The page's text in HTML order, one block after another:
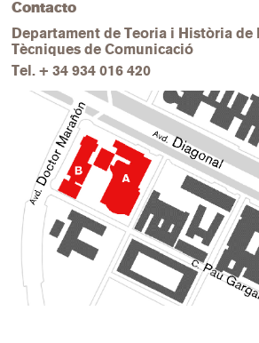
Contacto
Departament de Teoria i Història
Tècniques de Comunicació
Tel. + 34 934 016 420